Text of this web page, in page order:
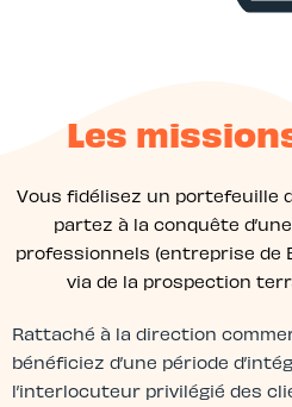
Les
Vous fidélisez un portefeuille
partez à la conquête
professionnels (entreprise de
via de la prospection
Rattaché à la direction
bénéficiez d’une période
l’interlocuteur privilégié des